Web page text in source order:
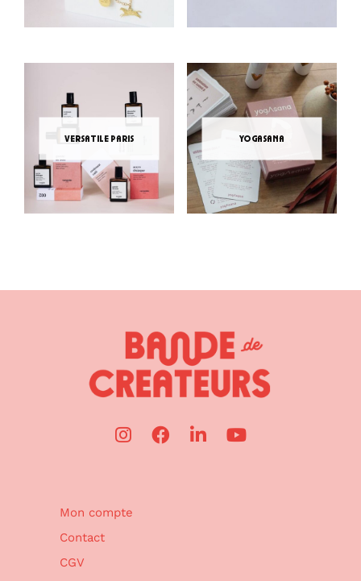
versatile paris yogasana
Mon compte
Contact
CGV